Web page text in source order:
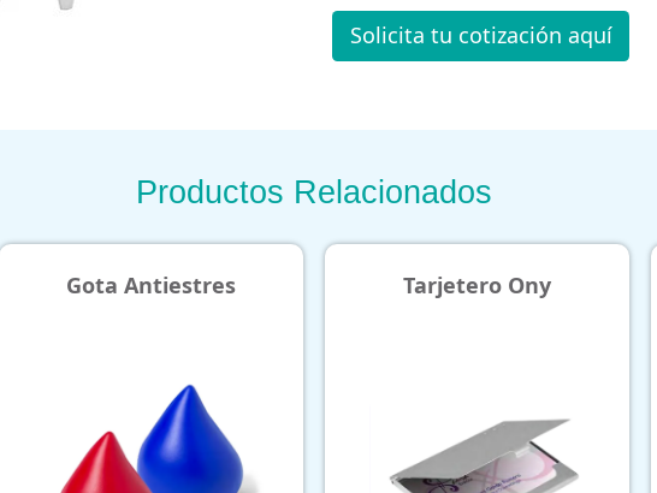
Solicita tu cotización aquí
Productos Relacionados
Tarjetero Ony Boligrafo Boliclip